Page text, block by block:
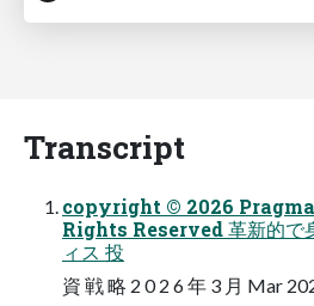
Transcript
copyright © 2026
Rights Reserved 革新的で
ィス 投
資 戦 略 2 0 2 6 年 3 月 Mar